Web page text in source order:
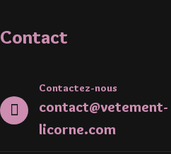
Contact
Contactez-nous
contact@vetement-
licorne.com